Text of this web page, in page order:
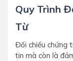
Quy Trình
Từ
Đối chiếu chứng
tin mà còn là